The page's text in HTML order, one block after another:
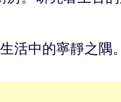
活中的寧靜之隅